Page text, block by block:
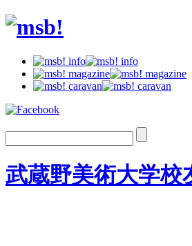
武蔵野美術大学校